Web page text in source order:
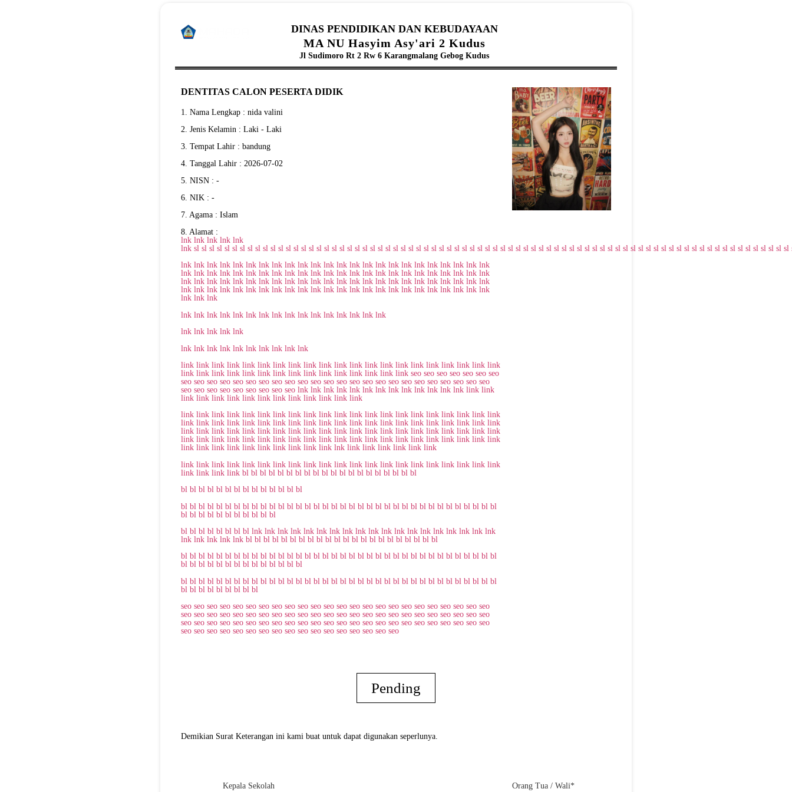
DINAS PENDIDIKAN DAN KEBUDAYAAN
MA NU Hasyim Asy'ari 2 Kudus
Jl Sudimoro Rt 2 Rw 6 Karangmalang Gebog Kudus
DENTITAS CALON PESERTA DIDIK
1. Nama Lengkap : nida valini
2. Jenis Kelamin : Laki - Laki
3. Tempat Lahir : bandung
4. Tanggal Lahir : 2026-07-02
5. NISN : -
6. NIK : -
7. Agama : Islam
8. Alamat :
lnk lnk lnk lnk lnk
lnk sl sl sl sl sl sl sl sl sl sl sl sl sl sl sl sl sl sl sl sl sl sl sl sl sl sl sl sl sl sl sl sl sl sl sl sl sl sl sl sl sl sl sl sl sl sl sl sl sl sl sl sl sl sl sl sl sl sl sl sl sl sl sl sl sl sl sl sl sl sl sl sl sl sl sl sl sl sl
lnk lnk lnk lnk lnk lnk lnk lnk lnk lnk lnk lnk lnk lnk lnk lnk lnk lnk lnk lnk lnk lnk lnk lnk
lnk lnk lnk lnk lnk lnk lnk lnk lnk lnk lnk lnk lnk lnk lnk lnk lnk lnk lnk lnk lnk lnk lnk lnk
lnk lnk lnk lnk lnk lnk lnk lnk lnk lnk lnk lnk lnk lnk lnk lnk lnk lnk lnk lnk lnk lnk lnk lnk
lnk lnk lnk lnk lnk lnk lnk lnk lnk lnk lnk lnk lnk lnk lnk lnk lnk lnk lnk lnk lnk lnk lnk lnk
lnk lnk lnk
lnk lnk lnk lnk lnk lnk lnk lnk lnk lnk lnk lnk lnk lnk lnk lnk
lnk lnk lnk lnk lnk
lnk lnk lnk lnk lnk lnk lnk lnk lnk lnk
link link link link link link link link link link link link link link link link link link link link link
link link link link link link link link link link link link link link link seo seo seo seo seo seo seo
seo seo seo seo seo seo seo seo seo seo seo seo seo seo seo seo seo seo seo seo seo seo seo seo
seo seo seo seo seo seo seo seo seo lnk lnk lnk lnk lnk lnk lnk lnk lnk lnk lnk lnk lnk link link
link link link link link link link link link link link link
link link link link link link link link link link link link link link link link link link link link link
link link link link link link link link link link link link link link link link link link link link link
link link link link link link link link link link link link link link link link link link link link link
link link link link link link link link link link link link link link link link link link link link link
link link link link link link link link link link lnk link link link link link link
link link link link link link link link link link link link link link link link link link link link link
link link link link bl bl bl bl bl bl bl bl bl bl bl bl bl bl bl bl bl bl bl bl
bl bl bl bl bl bl bl bl bl bl bl bl bl bl
bl bl bl bl bl bl bl bl bl bl bl bl bl bl bl bl bl bl bl bl bl bl bl bl bl bl bl bl bl bl bl bl bl bl bl bl
bl bl bl bl bl bl bl bl bl bl bl
bl bl bl bl bl bl bl bl lnk lnk lnk lnk lnk lnk lnk lnk lnk lnk lnk lnk lnk lnk lnk lnk lnk lnk lnk
lnk lnk lnk lnk lnk bl bl bl bl bl bl bl bl bl bl bl bl bl bl bl bl bl bl bl bl bl bl
bl bl bl bl bl bl bl bl bl bl bl bl bl bl bl bl bl bl bl bl bl bl bl bl bl bl bl bl bl bl bl bl bl bl bl bl
bl bl bl bl bl bl bl bl bl bl bl bl bl bl
bl bl bl bl bl bl bl bl bl bl bl bl bl bl bl bl bl bl bl bl bl bl bl bl bl bl bl bl bl bl bl bl bl bl bl bl
bl bl bl bl bl bl bl bl bl
seo seo seo seo seo seo seo seo seo seo seo seo seo seo seo seo seo seo seo seo seo seo seo seo
seo seo seo seo seo seo seo seo seo seo seo seo seo seo seo seo seo seo seo seo seo seo seo seo
seo seo seo seo seo seo seo seo seo seo seo seo seo seo seo seo seo seo seo seo seo seo seo seo
seo seo seo seo seo seo seo seo seo seo seo seo seo seo seo seo seo
Pending
Demikian Surat Keterangan ini kami buat untuk dapat digunakan seperlunya.
Kepala Sekolah Orang Tua / Wali*